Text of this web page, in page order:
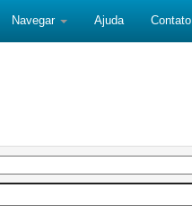
Navegar Ajuda Contato